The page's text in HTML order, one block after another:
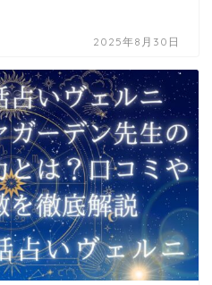
2025年8月30日